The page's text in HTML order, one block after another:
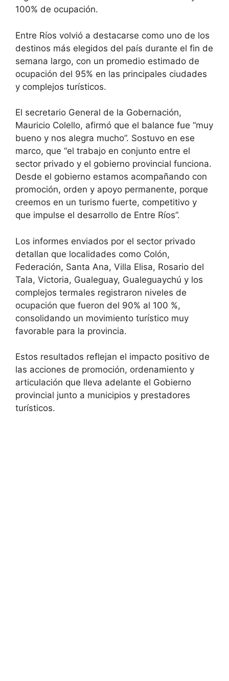
100% de ocupación.
Entre Ríos volvió a destacarse como uno de los
destinos más elegidos del país durante el fin de
semana largo, con un promedio estimado de
ocupación del 95% en las principales ciudades
y complejos turísticos.
El secretario General de la Gobernación,
Mauricio Colello, afirmó que el balance fue “muy
bueno y nos alegra mucho”. Sostuvo en ese
marco, que “el trabajo en conjunto entre el
sector privado y el gobierno provincial funciona.
Desde el gobierno estamos acompañando con
promoción, orden y apoyo permanente, porque
creemos en un turismo fuerte, competitivo y
que impulse el desarrollo de Entre Ríos”.
Los informes enviados por el sector privado
detallan que localidades como Colón,
Federación, Santa Ana, Villa Elisa, Rosario del
Tala, Victoria, Gualeguay, Gualeguaychú y los
complejos termales registraron niveles de
ocupación que fueron del 90% al 100 %,
consolidando un movimiento turístico muy
favorable para la provincia.
Estos resultados reflejan el impacto positivo de
las acciones de promoción, ordenamiento y
articulación que lleva adelante el Gobierno
provincial junto a municipios y prestadores
turísticos.